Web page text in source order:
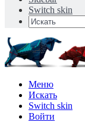
Switch skin
Меню
Искать
Switch skin
Войти